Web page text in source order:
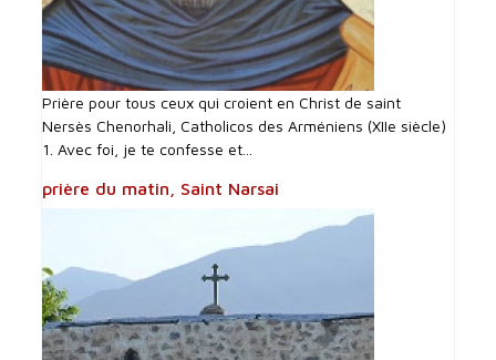
Prière pour tous ceux qui croient en Christ de saint
Nersès Chenorhali, Catholicos des Arméniens (XIIe siècle)
1. Avec foi, je te confesse et...
prière du matin, Saint Narsai